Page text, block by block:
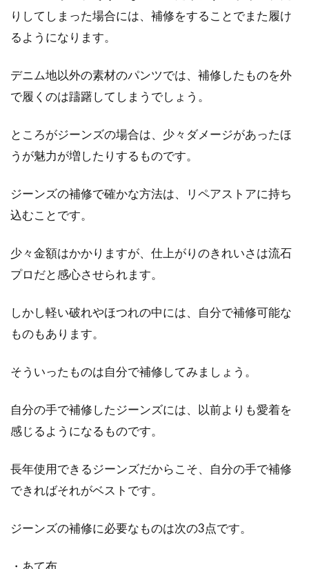
冬から春へと衣替えをする時期に、かさばるニ
納方法に...
ジーンズにカビが！はえてしまった
ジーンズをこよなく愛する方からすると、色落
方も多いです...
簡単な作り方をご紹介！
スカートなどの子供服を、「ハンドメイドで作
ょうか。...
ニットの洗濯頻度ってどの程度？目
安や身につけたい習慣とは
りしてしまった場合には、補修をすることでまた履け
るようになります。
デニム地以外の素材のパンツでは、補修したものを外
で履くのは躊躇してしまうでしょう。
ところがジーンズの場合は、少々ダメージがあったほ
うが魅力が増したりするものです。
ジーンズの補修で確かな方法は、リペアストアに持ち
込むことです。
少々金額はかかりますが、仕上がりのきれいさは流石
プロだと感心させられます。
しかし軽い破れやほつれの中には、自分で補修可能な
ものもあります。
そういったものは自分で補修してみましょう。
自分の手で補修したジーンズには、以前よりも愛着を
感じるようになるものです。
長年使用できるジーンズだからこそ、自分の手で補修
できればそれがベストです。
ジーンズの補修に必要なものは次の3点です。
・あて布